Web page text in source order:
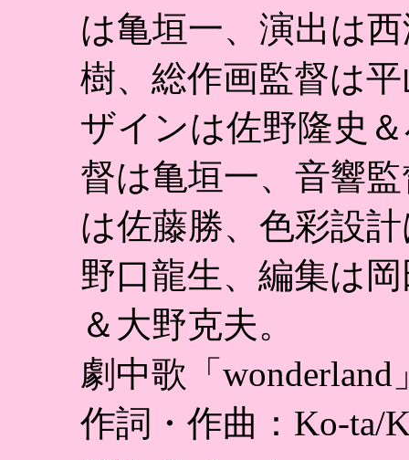
は亀垣一、演出は
樹、総作画監督は
ザインは佐野隆史
督は亀垣一、音響
は佐藤勝、色彩設
野口龍生、編集は
＆大野克夫。
劇中歌「wonderland
作詞・作曲：Ko-ta/